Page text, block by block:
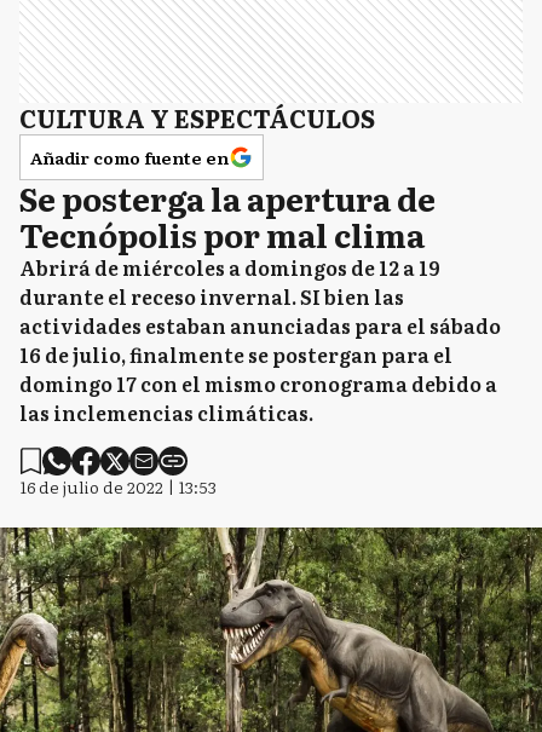
CULTURA Y ESPECTÁCULOS
Añadir como fuente en
Se posterga la apertura de
Tecnópolis por mal clima
Abrirá de miércoles a domingos de 12 a 19
durante el receso invernal. SI bien las
actividades estaban anunciadas para el sábado
16 de julio, finalmente se postergan para el
domingo 17 con el mismo cronograma debido a
las inclemencias climáticas.
16 de julio de 2022 | 13:53